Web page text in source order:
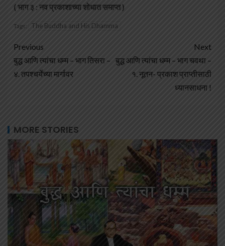
( भाग ३ : नव प्रकाशाच्या शोधात समाप्त )
Tags: The Buddha and His Dhamma
Previous
बुद्ध आणि त्यांचा धम्म – भाग तिसरा –
४. तपश्चर्येच्या मार्गावर
Next
बुद्ध आणि त्यांचा धम्म – भाग चवथा –
१. नूतन- प्रकाश प्राप्तीसाठी
ध्यानसाधना !
MORE STORIES